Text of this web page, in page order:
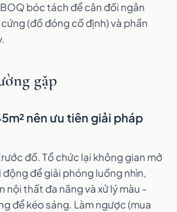
bóc tách để cân đối ngân
(đồ đóng cố định) và phần
gặp
nên ưu tiên giải pháp
đồ. Tổ chức lại không gian mở
để giải phóng luồng nhìn,
nội thất đa năng và xử lý màu -
để kéo sáng. Làm ngược (mua